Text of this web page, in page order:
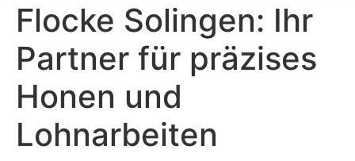
Flocke Solingen: Ihr
Partner für präzises
Honen und
Lohnarbeiten